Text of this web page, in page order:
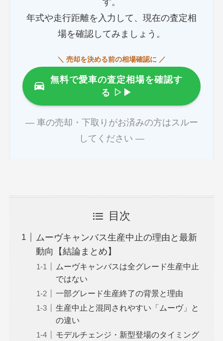
年式や走行距離を入力して、現在の査定相
場を確認してみましょう。
＼ 売却を決める前の相場確認に ／
無料で愛車の査定相場を確認す
る ▷▶
― 車の売却・下取りがお済みの方はスルー
してください ―
目次
ムーヴキャンバス生産中止の理由と最新
動向【結論まとめ】
ムーヴキャンバスは全グレード生産中止
ではない
一部グレード生産終了の背景と理由
生産中止と混同されやすい「ムーヴ」と
の違い
モデルチェンジ・新型登場のタイミング